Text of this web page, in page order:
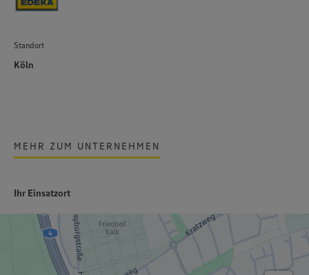
Standort
Köln
MEHR ZUM UNTERNEHMEN
Ihr Einsatzort